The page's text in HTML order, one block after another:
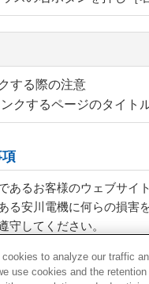
する際の注意
クするページのタイト
あるお客様のウェブサイ
る安川電機に何らの損害
守してください。
to analyze our traffic
use cookies and the